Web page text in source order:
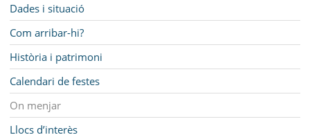
SEU ELECTRÒNICA
BELL-LLOC SOLUCIONA
Dades i situació
Com arribar-hi?
Història i patrimoni
Calendari de festes
On menjar
Llocs d’interès